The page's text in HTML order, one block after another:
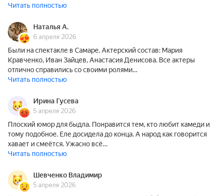
Читать полностью
Наталья А.
6 апреля 2026
Были на спектакле в Самаре. Актерский состав: Мария
Кравченко, Иван Зайцев, Анастасия Денисова. Все актеры
отлично справились со своими ролями…
Читать полностью
Ирина Гусева
5 апреля 2026
Плоский юмор для быдла. Понравится тем, кто любит камеди и
тому подобное. Еле досидела до конца. А народ как говорится
хавает и смеётся. Ужасно всё…
Читать полностью
Шевченко Владимир
5 апреля 2026